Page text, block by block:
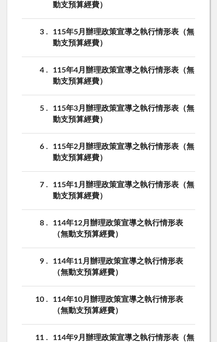
動支預算經費）
3
115年5月辦理政策宣導之執行情形表（無
動支預算經費）
4
115年4月辦理政策宣導之執行情形表（無
動支預算經費）
5
115年3月辦理政策宣導之執行情形表（無
動支預算經費）
6
115年2月辦理政策宣導之執行情形表（無
動支預算經費）
7
115年1月辦理政策宣導之執行情形表（無
動支預算經費）
8
114年12月辦理政策宣導之執行情形表
（無動支預算經費）
9
114年11月辦理政策宣導之執行情形表
（無動支預算經費）
10
114年10月辦理政策宣導之執行情形表
（無動支預算經費）
11
114年9月辦理政策宣導之執行情形表（無